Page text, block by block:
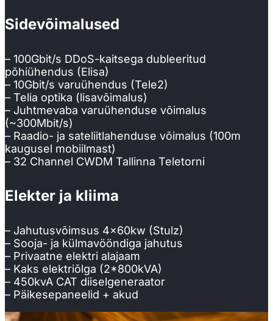
Sidevõimalused
– 100Gbit/s DDoS-kaitsega dubleeritud
põhiühendus (Elisa)
– 10Gbit/s varuühendus (Tele2)
– Telia optika (lisavõimalus)
– Juhtmevaba varuühenduse võimalus
(~300Mbit/s)
– Raadio- ja sateliitlahenduse võimalus (100m
kaugusel mobiilmast)
– 32 Channel CWDM Tallinna Teletorni
Elekter ja kliima
– Jahutusvõimsus 4x60kw (Stulz)
– Sooja- ja külmavööndiga jahutus
– Privaatne elektri alajaam
– Kaks elektriõlga (2*800kVA)
– 450kvA CAT diiselgeneraator
– Päikesepaneelid + akud